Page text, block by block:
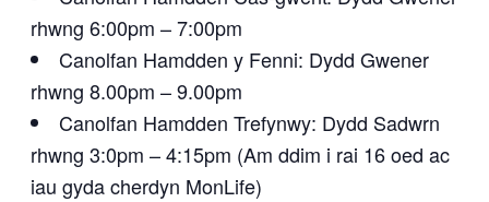
rhwng 6:00pm – 7:00pm
Canolfan Hamdden y Fenni: Dydd Gwener
rhwng 8.00pm – 9.00pm
Canolfan Hamdden Trefynwy: Dydd Sadwrn
rhwng 3:0pm – 4:15pm (Am ddim i rai 16 oed ac
iau gyda cherdyn MonLife)